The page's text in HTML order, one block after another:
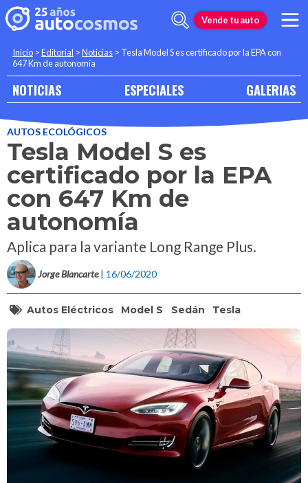
Vende tu auto
Inicio >Editorial >Noticias > Tesla Model S es certificado por la EPA con
647 Km de autonomía
NOTICIAS ESPECIALES GALERIAS
AUTOS ECOLÓGICOS
Tesla Model S es
certificado por la EPA
con 647 Km de
autonomía
Aplica para la variante Long Range Plus.
Jorge Blancarte | 16/06/2020
Autos Eléctricos Model S Sedán Tesla